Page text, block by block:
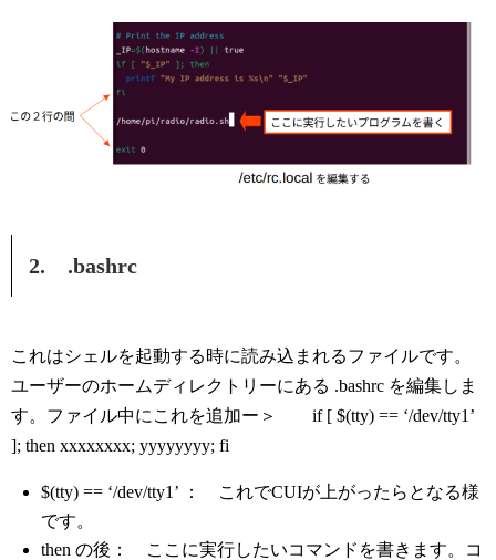
2. .bashrc
これはシェルを起動する時に読み込まれるファイルです。
ユーザーのホームディレクトリーにある .bashrc を編集しま
す。ファイル中にこれを追加ー＞ if [ $(tty) == ‘/dev/tty1’
]; then xxxxxxxx; yyyyyyyy; fi
$(tty) == ‘/dev/tty1’ ： これでCUIが上がったらとなる様
です。
then の後： ここに実行したいコマンドを書きます。コ